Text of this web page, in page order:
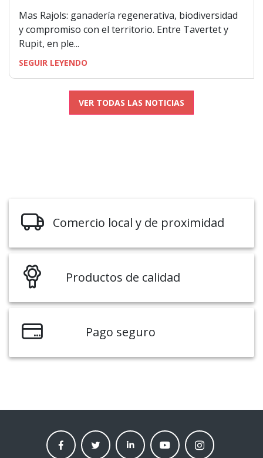
Mas Rajols: ganadería regenerativa, biodiversidad
y compromiso con el territorio. Entre Tavertet y
Rupit, en ple...
SEGUIR LEYENDO
VER TODAS LAS NOTICIAS
Comercio local y de proximidad
Productos de calidad
Pago seguro
facebook
moneder
twitter
moneder
linkedin
moneder
Youtube
moneder
instagram
moneder